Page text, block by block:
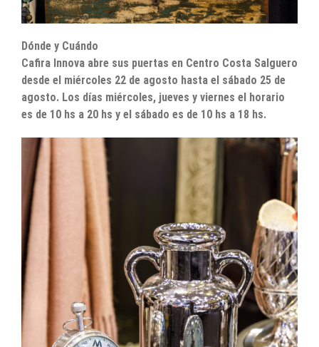
Dónde y Cuándo
Cafira Innova abre sus puertas en Centro Costa Salguero
desde el miércoles 22 de agosto hasta el sábado 25 de
agosto. Los días miércoles, jueves y viernes el horario
es de 10 hs a 20 hs y el sábado es de 10 hs a 18 hs.